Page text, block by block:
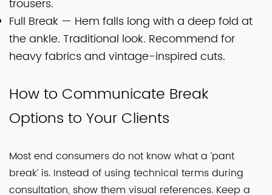
trousers.
Full Break — Hem falls long with a deep fold at
the ankle. Traditional look. Recommend for
heavy fabrics and vintage-inspired cuts.
How to Communicate Break
Options to Your Clients
Most end consumers do not know what a ‘pant
break’ is. Instead of using technical terms during
consultation, show them visual references. Keep a